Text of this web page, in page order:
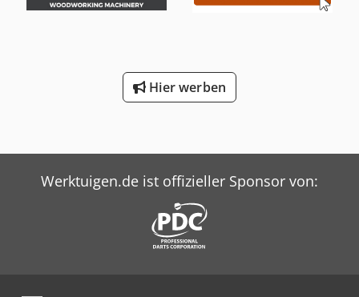
Hier werben
Werktuigen.de ist offizieller Sponsor von: